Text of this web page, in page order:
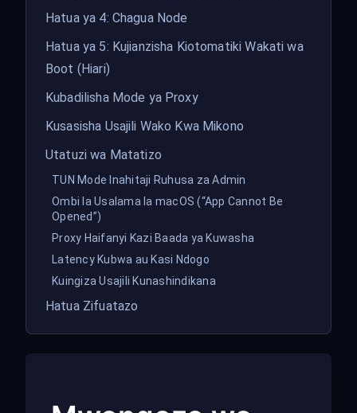
Hatua ya 4: Chagua Node
Hatua ya 5: Kujianzisha Kiotomatiki Wakati wa
Boot (Hiari)
Kubadilisha Mode ya Proxy
Kusasisha Usajili Wako Kwa Mikono
Utatuzi wa Matatizo
TUN Mode Inahitaji Ruhusa za Admin
Ombi la Usalama la macOS (“App Cannot Be
Opened”)
Proxy Haifanyi Kazi Baada ya Kuwasha
Latency Kubwa au Kasi Ndogo
Kuingiza Usajili Kunashindikana
Hatua Zifuatazo